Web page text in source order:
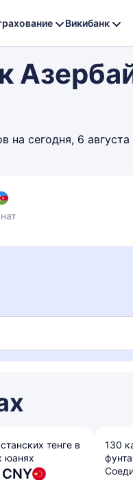
Викибанк
на сегодня, 6
тенге в
юанях
130